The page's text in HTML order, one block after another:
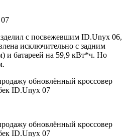
с посвежевшим ID.Unyx 06,
исключительно с задним
и батареей на 59,9 кВт*ч. Но